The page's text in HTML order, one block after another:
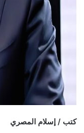
كتب / إسلام المصري